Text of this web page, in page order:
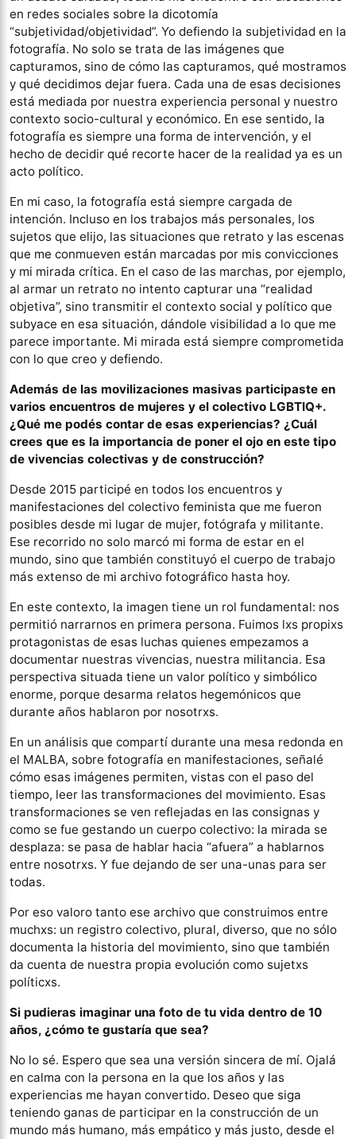
en redes sociales sobre la dicotomía
“subjetividad/objetividad”. Yo defiendo la subjetividad en la
fotografía. No solo se trata de las imágenes que
capturamos, sino de cómo las capturamos, qué mostramos
y qué decidimos dejar fuera. Cada una de esas decisiones
está mediada por nuestra experiencia personal y nuestro
contexto socio-cultural y económico. En ese sentido, la
fotografía es siempre una forma de intervención, y el
hecho de decidir qué recorte hacer de la realidad ya es un
acto político.
En mi caso, la fotografía está siempre cargada de
intención. Incluso en los trabajos más personales, los
sujetos que elijo, las situaciones que retrato y las escenas
que me conmueven están marcadas por mis convicciones
y mi mirada crítica. En el caso de las marchas, por ejemplo,
al armar un retrato no intento capturar una “realidad
objetiva”, sino transmitir el contexto social y político que
subyace en esa situación, dándole visibilidad a lo que me
parece importante. Mi mirada está siempre comprometida
con lo que creo y defiendo.
Además de las movilizaciones masivas participaste en
varios encuentros de mujeres y el colectivo LGBTIQ+.
¿Qué me podés contar de esas experiencias? ¿Cuál
crees que es la importancia de poner el ojo en este tipo
de vivencias colectivas y de construcción?
Desde 2015 participé en todos los encuentros y
manifestaciones del colectivo feminista que me fueron
posibles desde mi lugar de mujer, fotógrafa y militante.
Ese recorrido no solo marcó mi forma de estar en el
mundo, sino que también constituyó el cuerpo de trabajo
más extenso de mi archivo fotográfico hasta hoy.
En este contexto, la imagen tiene un rol fundamental: nos
permitió narrarnos en primera persona. Fuimos lxs propixs
protagonistas de esas luchas quienes empezamos a
documentar nuestras vivencias, nuestra militancia. Esa
perspectiva situada tiene un valor político y simbólico
enorme, porque desarma relatos hegemónicos que
durante años hablaron por nosotrxs.
En un análisis que compartí durante una mesa redonda en
el MALBA, sobre fotografía en manifestaciones, señalé
cómo esas imágenes permiten, vistas con el paso del
tiempo, leer las transformaciones del movimiento. Esas
transformaciones se ven reflejadas en las consignas y
como se fue gestando un cuerpo colectivo: la mirada se
desplaza: se pasa de hablar hacia “afuera” a hablarnos
entre nosotrxs. Y fue dejando de ser una-unas para ser
todas.
Por eso valoro tanto ese archivo que construimos entre
muchxs: un registro colectivo, plural, diverso, que no sólo
documenta la historia del movimiento, sino que también
da cuenta de nuestra propia evolución como sujetxs
políticxs.
Si pudieras imaginar una foto de tu vida dentro de 10
años, ¿cómo te gustaría que sea?
No lo sé. Espero que sea una versión sincera de mí. Ojalá
en calma con la persona en la que los años y las
experiencias me hayan convertido. Deseo que siga
teniendo ganas de participar en la construcción de un
mundo más humano, más empático y más justo, desde el